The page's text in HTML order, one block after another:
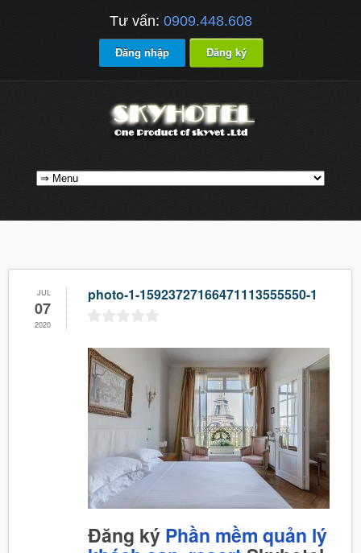
Tư vấn: 0909.448.608
Đăng nhập Đăng ký
JUL
07
2020
photo-1-15923727166471113555550-1
Đăng ký Phần mềm quản lý